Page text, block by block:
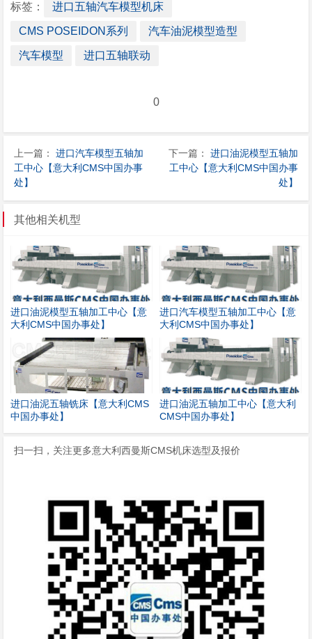
标签： 进口五轴汽车模型机床
CMS POSEIDON系列 汽车油泥模型造型
汽车模型 进口五轴联动
0
上一篇： 进口汽车模型五轴加
工中心【意大利CMS中国办事
处】
下一篇： 进口油泥模型五轴加
工中心【意大利CMS中国办事
处】
其他相关机型
进口油泥模型五轴加工中心【意
大利CMS中国办事处】
进口汽车模型五轴加工中心【意
大利CMS中国办事处】
进口油泥五轴铣床【意大利CMS
中国办事处】
进口油泥五轴加工中心【意大利
CMS中国办事处】
扫一扫，关注更多意大利西曼斯CMS机床选型及报价